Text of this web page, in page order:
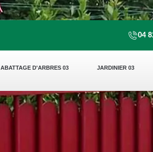
ABATTAGE D'ARBRES 03 JARDINIER 03
04